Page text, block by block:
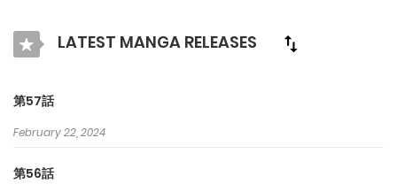
LATEST MANGA RELEASES
第57話
February 22, 2024
第56話